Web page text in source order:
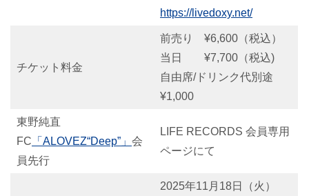
https://livedoxy.net/
チケット料金
前売り ¥6,600（税込）
当日 ¥7,700（税込)
自由席/ドリンク代別途
¥1,000
東野純直
FC 「ALOVEZ“Deep”」 会
員先行
LIFE RECORDS 会員専用
ページにて
2025年11月18日（火）